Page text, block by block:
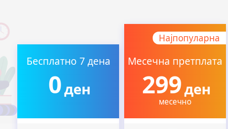
Бесплатно 7 дена
0ден
Најпопуларна
Месечна претплата
299ден
месечно